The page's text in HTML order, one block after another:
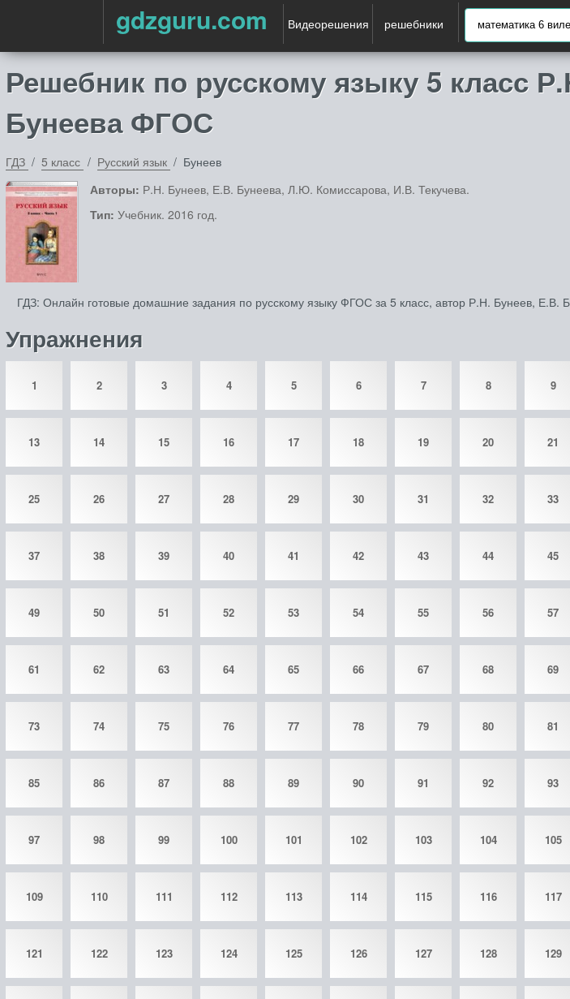
gdzguru.com Видеорешения решебники
Решебник по русскому языку 5 класс
Бунеева ФГОС
ГДЗ 5 класс Русский язык
Бунеев
Авторы: Р.Н. Бунеев, Е.В. Бунеева, Л.Ю. Комиссарова, И.В. Текучева.
Тип: Учебник. 2016 год.
ГДЗ: Онлайн готовые домашние задания по русскому языку ФГОС за 5 класс, автор Р.Н. Бунеев, Е.В.
Упражнения
1 2 3 4 5 6 7 8 9
13 14 15 16 17 18 19 20 21
25 26 27 28 29 30 31 32 33
37 38 39 40 41 42 43 44 45
49 50 51 52 53 54 55 56 57
61 62 63 64 65 66 67 68 69
73 74 75 76 77 78 79 80 81
85 86 87 88 89 90 91 92 93
97 98 99 100 101 102 103 104 105
109 110 111 112 113 114 115 116 117
121 122 123 124 125 126 127 128 129